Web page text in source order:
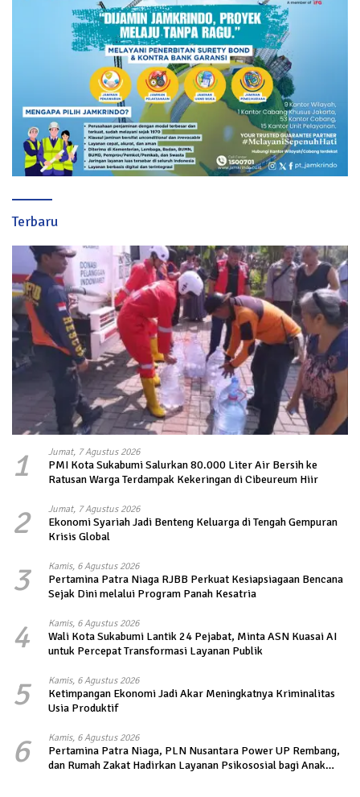
Terbaru
1 Jumat, 7 Agustus 2026
PMI Kota Sukabumi Salurkan 80.000 Liter Air Bersih ke
Ratusan Warga Terdampak Kekeringan di Cibeureum Hiir
2 Jumat, 7 Agustus 2026
Ekonomi Syariah Jadi Benteng Keluarga di Tengah Gempuran
Krisis Global
3 Kamis, 6 Agustus 2026
Pertamina Patra Niaga RJBB Perkuat Kesiapsiagaan Bencana
Sejak Dini melalui Program Panah Kesatria
4 Kamis, 6 Agustus 2026
Wali Kota Sukabumi Lantik 24 Pejabat, Minta ASN Kuasai AI
untuk Percepat Transformasi Layanan Publik
5 Kamis, 6 Agustus 2026
Ketimpangan Ekonomi Jadi Akar Meningkatnya Kriminalitas
Usia Produktif
6 Kamis, 6 Agustus 2026
Pertamina Patra Niaga, PLN Nusantara Power UP Rembang,
dan Rumah Zakat Hadirkan Layanan Psikososial bagi Anak